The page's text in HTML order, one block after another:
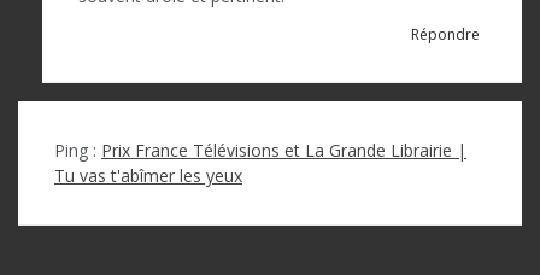
Répondre
Ping : Prix France Télévisions et La Grande Librairie |
Tu vas t'abîmer les yeux